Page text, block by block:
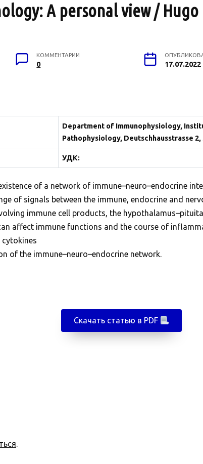
A personal view / Hugo
КОММЕНТАРИИ
0 17.07.2022
Department of Immunophysiology,
Pathophysiology, Deutschhausstrasse 2,
УДК:
of a network of immune–neuro–endocrine
of signals between the immune, endocrine and
immune cell products, the
affect immune functions and the course of
cytokines
of the immune–neuro–endocrine network.
Скачать статью в PDF
.